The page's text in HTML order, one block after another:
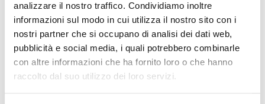
analizzare il nostro traffico. Condividiamo inoltre
informazioni sul modo in cui utilizza il nostro sito con i
nostri partner che si occupano di analisi dei dati web,
pubblicità e social media, i quali potrebbero combinarle
con altre informazioni che ha fornito loro o che hanno
raccolto dal suo utilizzo dei loro servizi.
Campagna di Comunicazione
Comunicazione Integrata